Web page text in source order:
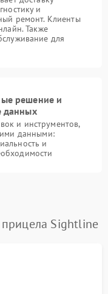
и
ремонт. Клиенты
Также
для
решение и
данных
и инструментов,
данными:
и
прицела Sightline